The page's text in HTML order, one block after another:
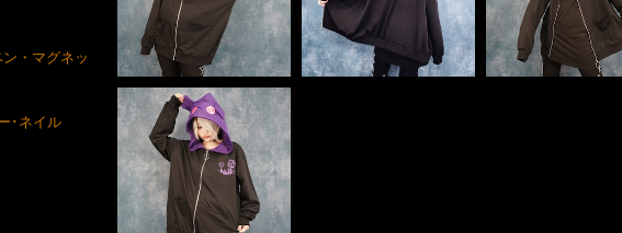
・マグネッ
･ネイル